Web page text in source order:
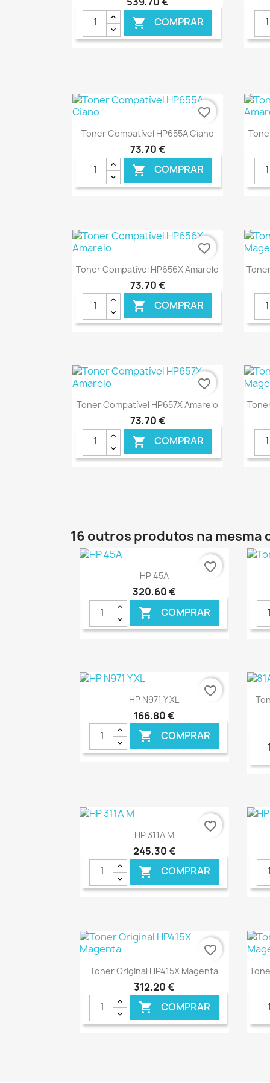
 COMPRAR
€ ONLINE
Ver+
Toner Compatível HP655A Ciano
73,70 €
 COMPRAR
€ ONLINE
favorite_border
Ver+
Toner Compatível HP656X Amarelo
73,70 €
 COMPRAR
€ ONLINE
favorite_border
Ver+
Toner Compatível HP657X Amarelo
73,70 €
 COMPRAR
favorite_border
16 outros produtos na mesma
Ver+
HP 45A
320,60 €
 COMPRAR
€ ONLINE
favorite_border
Ver+
HP N971 Y XL
166,80 €
 COMPRAR
favorite_border
Ver+
HP 311A M
245,30 €
 COMPRAR
€ ONLINE
favorite_border
 Ver+
Toner Original HP415X Magenta
312,20 €
 COMPRAR
favorite_border